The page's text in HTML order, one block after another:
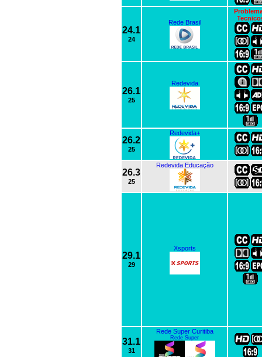
24.1
24
Rede Brasil
26.1
25
Redevida
26.2
25
Redevida+
26.3
25
Redevida Educação
29.1
29
Xsports
31.1
31
Rede Super Curitiba
Rede Super